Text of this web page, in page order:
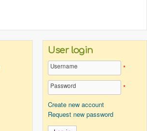
User login
Username *
Password
*
Create new account
Request new password